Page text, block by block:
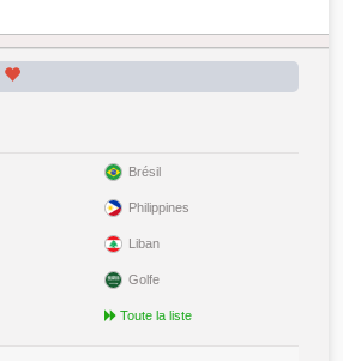
Brésil
Philippines
Liban
Golfe
Toute la liste